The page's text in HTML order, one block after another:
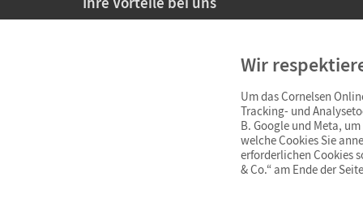
Persönliche Angebote für Lehrkräfte
Sicheres Einkaufen mit SSL-Verschlüsselung
Widerrufsfristvon 4 Wochen
Schnelle und einfache Retourenabwicklung
Wir
Um das Cornelsen
Tracking- und
B. Google und Meta,
welche Cookies Sie
erforderlichen Cookies
& Co.“ am Ende der